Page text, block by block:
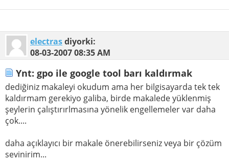
electrasdiyorki:
08-03-200708:35 AM
Ynt: gpo ile google tool barı kaldırmak
dediğiniz makaleyi okudum ama her bilgisayarda tek tek
kaldırmam gerekiyo galiba, birde makalede yüklenmiş
şeylerin çalıştırırlmasına yönelik engellemeler var daha
çok....
daha açıklayıcı bir makale önerebilirseniz veya bir çözüm
sevinirim...